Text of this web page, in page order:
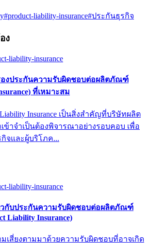
#product-liability-insurance#ประกันธุรกิจ
ง
liability-insurance
งประกันความรับผิดชอบต่อผลิตภัณฑ์
ที่เหมาะสม
Insurance เป็นสิ่งสำคัญที่บริษัทผลิต
ข้าจำเป็นต้องพิจารณาอย่างรอบคอบ เพื่อ
จและผู้บริโภค...
liability-insurance
กับประกันความรับผิดชอบต่อผลิตภัณฑ์
Liability Insurance)
เสี่ยงตามมาด้วยความรับผิดชอบที่อาจเกิด